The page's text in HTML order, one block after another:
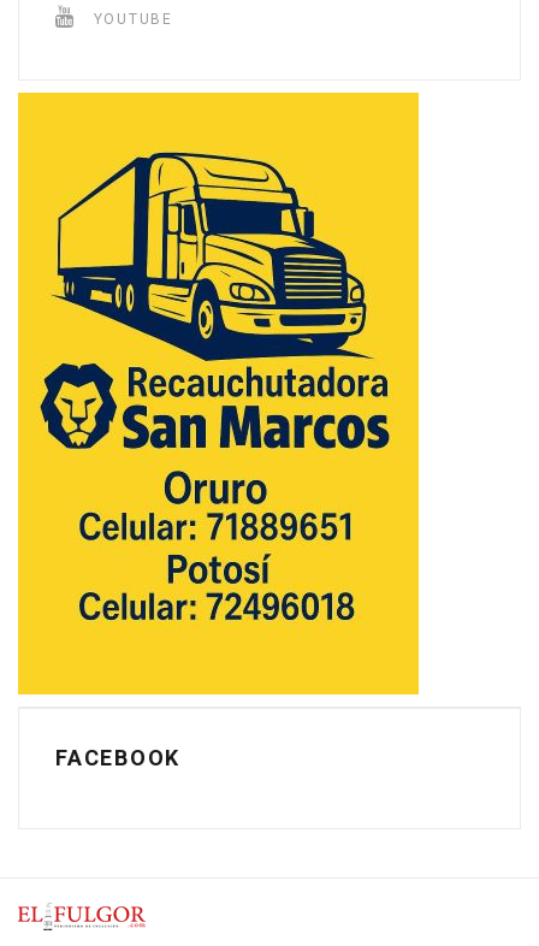
YOUTUBE
FACEBOOK